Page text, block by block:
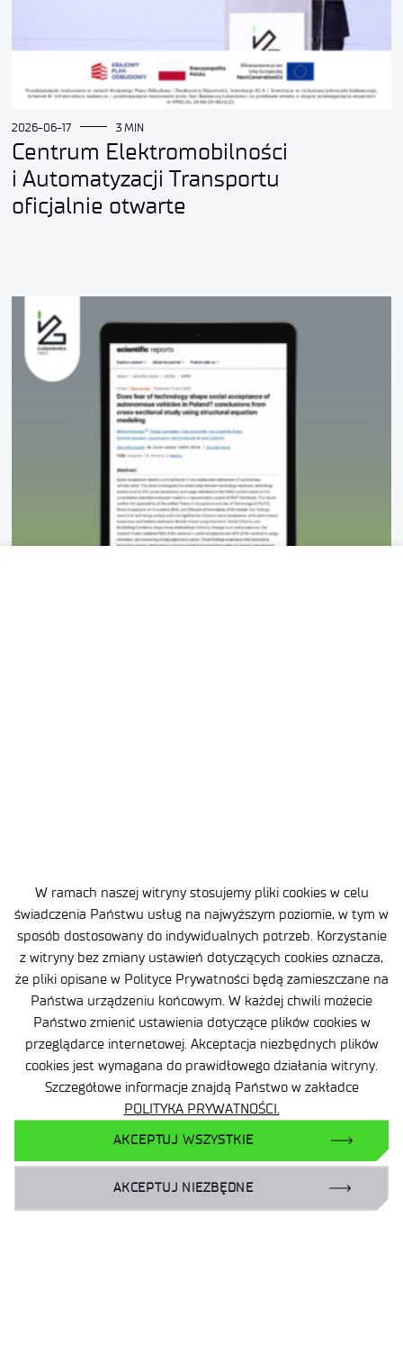
W ramach naszej witryny stosujemy pliki cookies w celu
świadczenia Państwu usług na najwyższym poziomie, w tym w
sposób dostosowany do indywidualnych potrzeb. Korzystanie
z witryny bez zmiany ustawień dotyczących cookies oznacza,
że pliki opisane w Polityce Prywatności będą zamieszczane na
Państwa urządzeniu końcowym. W każdej chwili możecie
Państwo zmienić ustawienia dotyczące plików cookies w
przeglądarce internetowej. Akceptacja niezbędnych plików
cookies jest wymagana do prawidłowego działania witryny.
Szczegółowe informacje znajdą Państwo w zakładce
POLITYKA PRYWATNOŚCI.
AKCEPTUJ WSZYSTKIE
AKCEPTUJ NIEZBĘDNE
2026-06-17 3 MIN
Centrum Elektromobilności
i Automatyzacji Transportu
oficjalnie otwarte
Ochrona danych osobowych (RODO)
Deklaracja dostępności
Polityka prywatności
Zgłaszanie naruszeń prawa
Plan równości (GEP)
Zamówienia publiczne